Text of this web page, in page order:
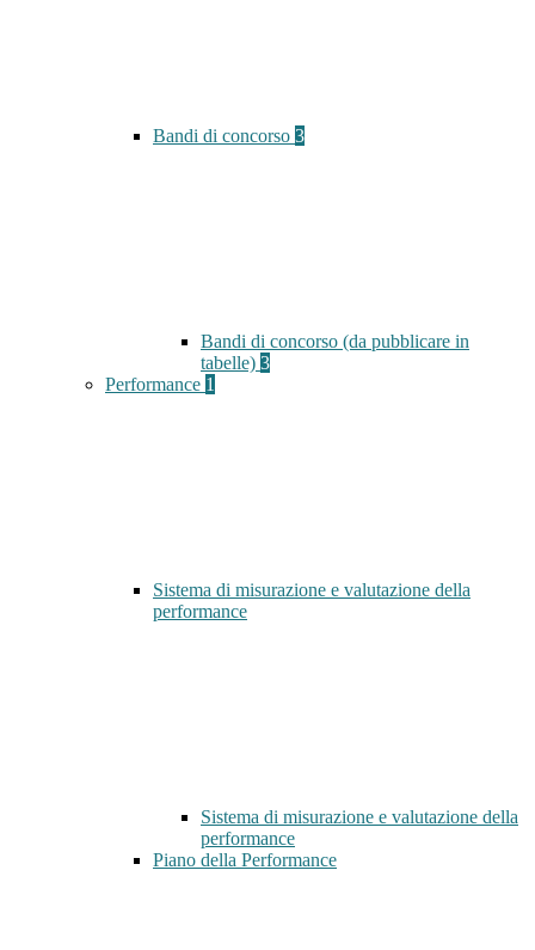
Bandi di concorso 3
Bandi di concorso (da pubblicare in
tabelle) 3
Performance 1
Sistema di misurazione e valutazione della
performance
Sistema di misurazione e valutazione della
performance
Piano della Performance